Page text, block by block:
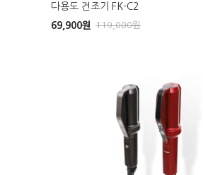
다용도 건조기 FK-C2
69,900원 119,000원